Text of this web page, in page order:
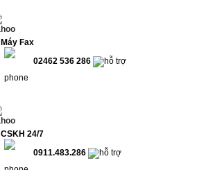
Máy Fax
02462 536 286
CSKH 24/7
0911.483.286